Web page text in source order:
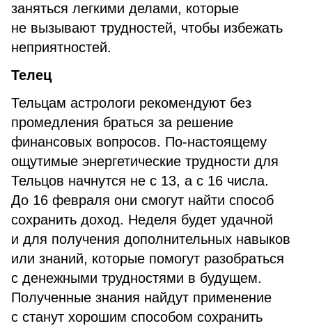
заняться легкими делами, которые
не вызывают трудностей, чтобы избежать
неприятностей.
Телец
Тельцам астрологи рекомендуют без
промедления браться за решение
финансовых вопросов. По-настоящему
ощутимые энергетические трудности для
Тельцов начнутся не с 13, а с 16 числа.
До 16 февраля они смогут найти способ
сохранить доход. Неделя будет удачной
и для получения дополнительных навыков
или знаний, которые помогут разобраться
с денежными трудностями в будущем.
Полученные знания найдут применение
с станут хорошим способом сохранить